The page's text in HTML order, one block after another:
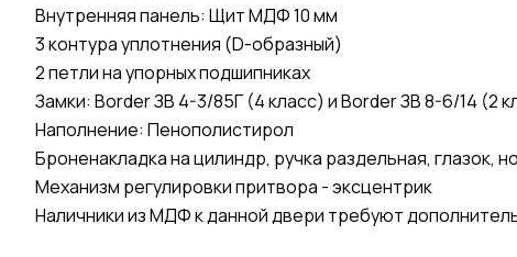
Внутренняя панель: Щит МДФ 10 мм
3 контура уплотнения (D-образный)
2 петли на упорных подшипниках
Замки: Border ЗВ 4-3/85Г (4 класс) и Border ЗВ 8-6/14 (2
Наполнение: Пенополистирол
Броненакладка на цилиндр, ручка раздельная, глазок,
Механизм регулировки притвора - эксцентрик
Наличники из МДФ к данной двери требуют